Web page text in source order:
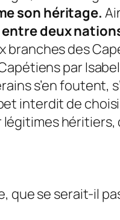
son héritage.
deux
branches des
par
s’en
interdit de
que se serait-il